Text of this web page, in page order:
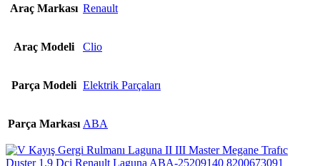
Araç Markası Renault
Araç Modeli Clio
Parça Modeli Elektrik Parçaları
Parça Markası ABA